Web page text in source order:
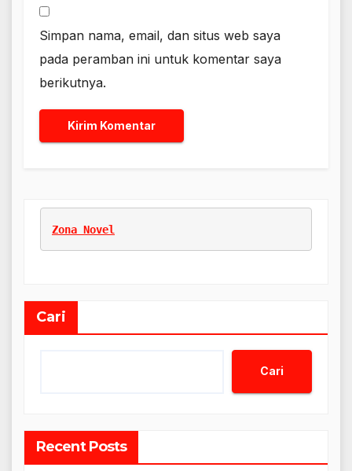
Simpan nama, email, dan situs web saya
pada peramban ini untuk komentar saya
berikutnya.
Zona Novel
Cari
Cari
Recent Posts